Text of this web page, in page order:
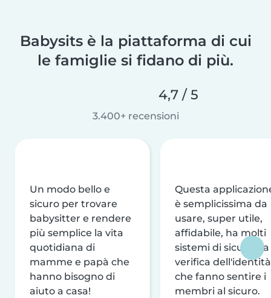
Babysits è la piattaforma di cui
le famiglie si fidano di più.
4,7 / 5
3.400+ recensioni
Un modo bello e
sicuro per trovare
babysitter e rendere
più semplice la vita
quotidiana di
mamme e papà che
hanno bisogno di
aiuto a casa!
Questa
è semplicissima da
usare, super utile,
affidabile, ha molti
sistemi di sicurezza
verifica dell'identità
che fanno sentire i
membri al sicuro.